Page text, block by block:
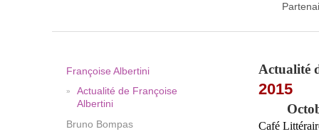
Actualité
2015
Café
Françoise Albertini
Actualité de Françoise
Albertini
Bruno Bompas